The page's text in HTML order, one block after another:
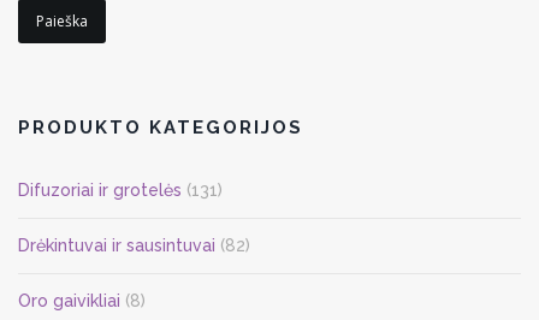
Paieška
PRODUKTO KATEGORIJOS
Difuzoriai ir grotelės (131)
Drėkintuvai ir sausintuvai (82)
Oro gaivikliai (8)